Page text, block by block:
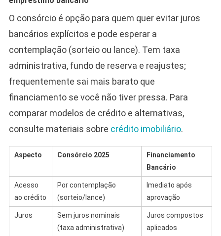
O consórcio é opção para quem quer evitar juros
bancários explícitos e pode esperar a
contemplação (sorteio ou lance). Tem taxa
administrativa, fundo de reserva e reajustes;
frequentemente sai mais barato que
financiamento se você não tiver pressa. Para
comparar modelos de crédito e alternativas,
consulte materiais sobre crédito imobiliário.
Aspecto Consórcio 2025
Financiamento
Bancário
Acesso
ao crédito
Por contemplação
(sorteio/lance)
Imediato após
aprovação
Juros
Sem juros nominais
(taxa administrativa)
Juros compostos
aplicados